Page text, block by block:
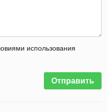
использования
Отправить